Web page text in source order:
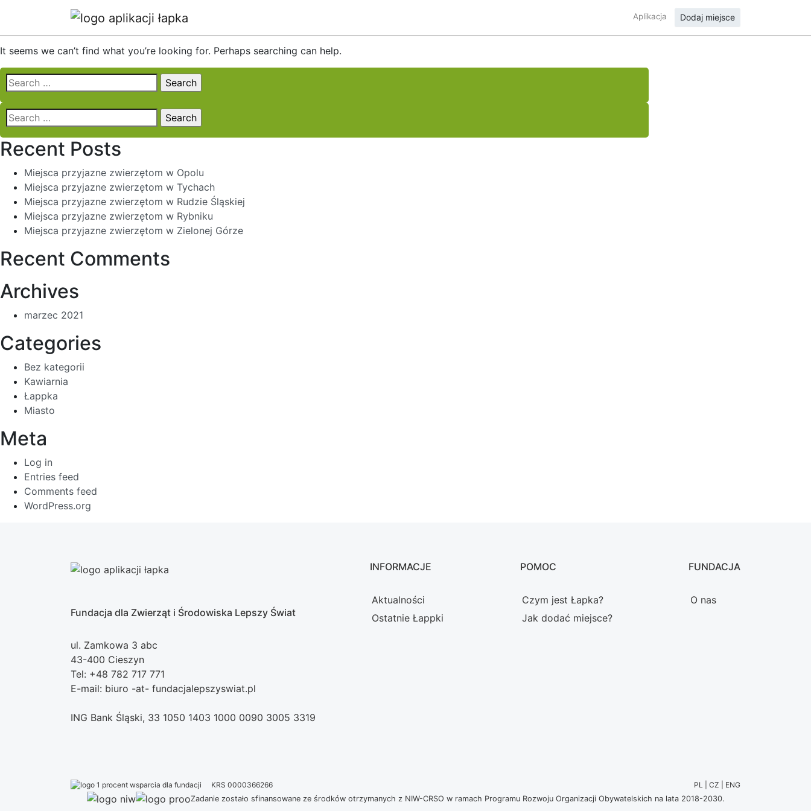
Aplikacja Dodaj miejsce
Nothing Found
It seems we can’t find what you’re looking for. Perhaps searching can help.
Search
for:
Search
for:
Recent Posts
Miejsca przyjazne zwierzętom w Opolu
Miejsca przyjazne zwierzętom w Tychach
Miejsca przyjazne zwierzętom w Rudzie Śląskiej
Miejsca przyjazne zwierzętom w Rybniku
Miejsca przyjazne zwierzętom w Zielonej Górze
Recent Comments
Archives
marzec 2021
Categories
Bez kategorii
Kawiarnia
Łappka
Miasto
Meta
Log in
Entries feed
Comments feed
WordPress.org
Fundacja dla Zwierząt i Środowiska Lepszy Świat
ul. Zamkowa 3 abc
43-400 Cieszyn
Tel: +48 782 717 771
E-mail: biuro -at- fundacjalepszyswiat.pl
INFORMACJE
Aktualności
Ostatnie Łappki
POMOC
Czym jest Łapka?
Jak dodać miejsce?
FUNDACJA
O nas
ING Bank Śląski, 33 1050 1403 1000 0090 3005 3319
KRS 0000366266
PL | CZ | ENG
Zadanie zostało sfinansowane ze środków otrzymanych z NIW-CRSO w ramach Programu Rozwoju Organizacji Obywatelskich na lata 2018-2030.